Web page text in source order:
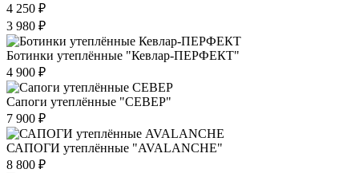
4 250 ₽
3 980 ₽
Ботинки утеплённые "Кевлар-ПЕРФЕКТ"
4 900 ₽
Сапоги утеплённые "СЕВЕР"
7 900 ₽
САПОГИ утеплённые "AVALANCHE"
8 800 ₽